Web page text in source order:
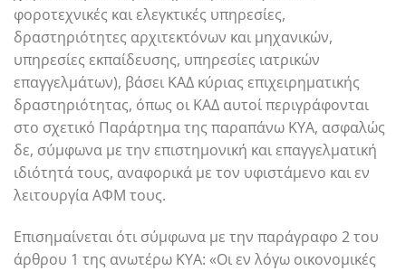
φοροτεχνικές και ελεγκτικές υπηρεσίες,
δραστηριότητες αρχιτεκτόνων και μηχανικών,
υπηρεσίες εκπαίδευσης, υπηρεσίες ιατρικών
επαγγελμάτων), βάσει ΚΑΔ κύριας επιχειρηματικής
δραστηριότητας, όπως οι ΚΑΔ αυτοί περιγράφονται
στο σχετικό Παράρτημα της παραπάνω ΚΥΑ, ασφαλώς
δε, σύμφωνα με την επιστημονική και επαγγελματική
ιδιότητά τους, αναφορικά με τον υφιστάμενο και εν
λειτουργία ΑΦΜ τους.
Επισημαίνεται ότι σύμφωνα με την παράγραφο 2 του
άρθρου 1 της ανωτέρω ΚΥΑ: «Οι εν λόγω οικονομικές